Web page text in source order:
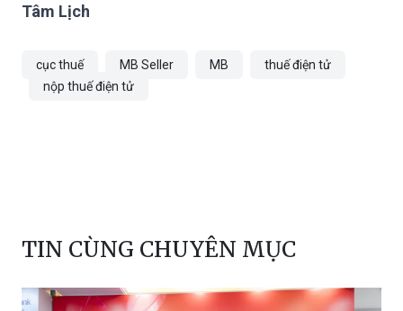
Tâm Lịch
cục thuế MB Seller MB
thuế điện tử
nộp thuế điện tử
TIN CÙNG CHUYÊN MỤC